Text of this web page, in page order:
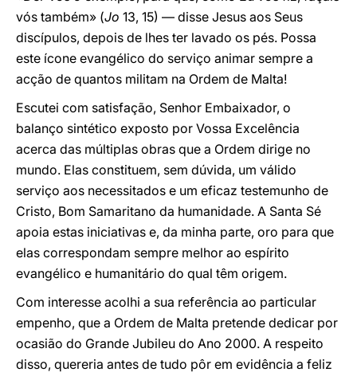
vós também» (Jo 13, 15) — disse Jesus aos Seus
discípulos, depois de lhes ter lavado os pés. Possa
este ícone evangélico do serviço animar sempre a
acção de quantos militam na Ordem de Malta!
Escutei com satisfação, Senhor Embaixador, o
balanço sintético exposto por Vossa Excelência
acerca das múltiplas obras que a Ordem dirige no
mundo. Elas constituem, sem dúvida, um válido
serviço aos necessitados e um eficaz testemunho de
Cristo, Bom Samaritano da humanidade. A Santa Sé
apoia estas iniciativas e, da minha parte, oro para que
elas correspondam sempre melhor ao espírito
evangélico e humanitário do qual têm origem.
Com interesse acolhi a sua referência ao particular
empenho, que a Ordem de Malta pretende dedicar por
ocasião do Grande Jubileu do Ano 2000. A respeito
disso, quereria antes de tudo pôr em evidência a feliz